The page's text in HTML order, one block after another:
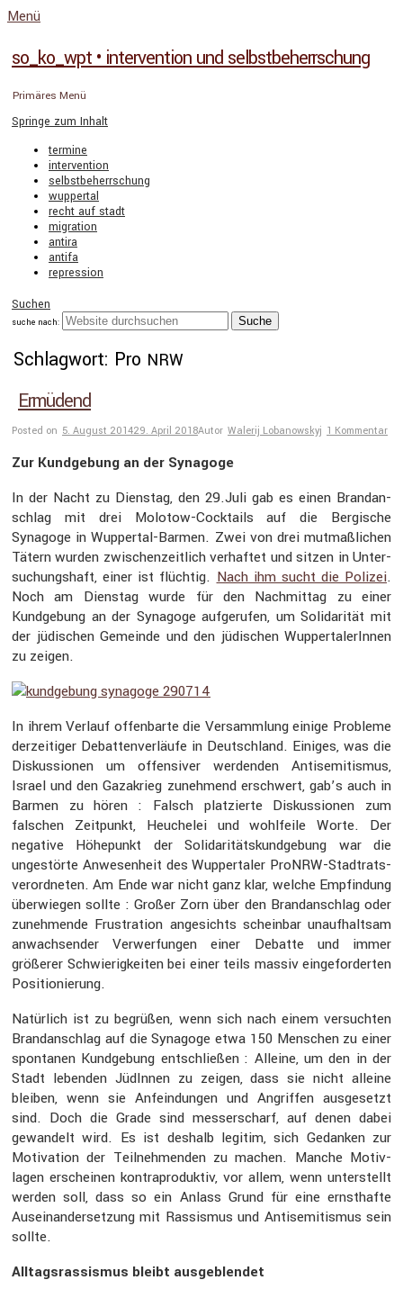
Menü
so_ko_wpt • intervention und selbstbeherrschung
Primäres Menü
Springe zum Inhalt
termine
intervention
selbstbeherrschung
wuppertal
recht auf stadt
migration
antira
antifa
repression
Suchen
suche nach:
Schlagwort: Pro NRW
Ermüdend
Posted on 5. August 201429. April 2018Autor Walerij Lobanowskyj 1 Kommentar
Zur Kundge­bung an der Synagoge
In der Nacht zu Dienstag, den 29.Juli gab es einen Brand­an­
schlag mit drei Molotow-Cocktails auf die Bergi­sche
Synagoge in Wuppertal-Barmen. Zwei von drei mutmaß­li­chen
Tätern wurden zwischen­zeit­lich verhaftet und sitzen in Unter­
su­chungs­haft, einer ist flüchtig. Nach ihm sucht die Polizei.
Noch am Dienstag wurde für den Nachmittag zu einer
Kundge­bung an der Synagoge aufge­rufen, um Solida­rität mit
der jüdischen Gemeinde und den jüdischen Wupper­ta­le­rInnen
zu zeigen.
In ihrem Verlauf offen­barte die Versamm­lung einige Probleme
derzei­tiger Debat­ten­ver­läufe in Deutsch­land. Einiges, was die
Diskus­sionen um offen­siver werdenden Antise­mi­tismus,
Israel und den Gazakrieg zuneh­mend erschwert, gab’s auch in
Barmen zu hören : Falsch platzierte Diskus­sionen zum
falschen Zeitpunkt, Heuchelei und wohlfeile Worte. Der
negative Höhepunkt der Solida­ri­täts­kund­ge­bung war die
ungestörte Anwesen­heit des Wupper­taler ProNRW-Stadt­rats­
ver­ord­neten. Am Ende war nicht ganz klar, welche Empfin­dung
überwiegen sollte : Großer Zorn über den Brand­an­schlag oder
zuneh­mende Frustra­tion angesichts scheinbar unauf­haltsam
anwach­sender Verwer­fungen einer Debatte und immer
größerer Schwie­rig­keiten bei einer teils massiv einge­for­derten
Positio­nie­rung.
Natür­lich ist zu begrüßen, wenn sich nach einem versuchten
Brand­an­schlag auf die Synagoge etwa 150 Menschen zu einer
spontanen Kundge­bung entschließen : Alleine, um den in der
Stadt lebenden JüdInnen zu zeigen, dass sie nicht alleine
bleiben, wenn sie Anfein­dungen und Angriffen ausge­setzt
sind. Doch die Grade sind messer­scharf, auf denen dabei
gewan­delt wird. Es ist deshalb legitim, sich Gedanken zur
Motiva­tion der Teilneh­menden zu machen. Manche Motiv­
lagen erscheinen kontra­pro­duktiv, vor allem, wenn unter­stellt
werden soll, dass so ein Anlass Grund für eine ernst­hafte
Ausein­an­der­set­zung mit Rassismus und Antise­mi­tismus sein
sollte.
Alltags­ras­sismus bleibt ausge­blendet